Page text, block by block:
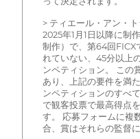
> ティエール・アン・
2025年1月1日以降に制
制作）で、第64回FICX
れていない、45分以上
ンペティション。 この
あり、上記の要件を満
ンペティションのすべ
で観客投票で最高得点
す。 応募フォームに複
合、賞はそれらの監督